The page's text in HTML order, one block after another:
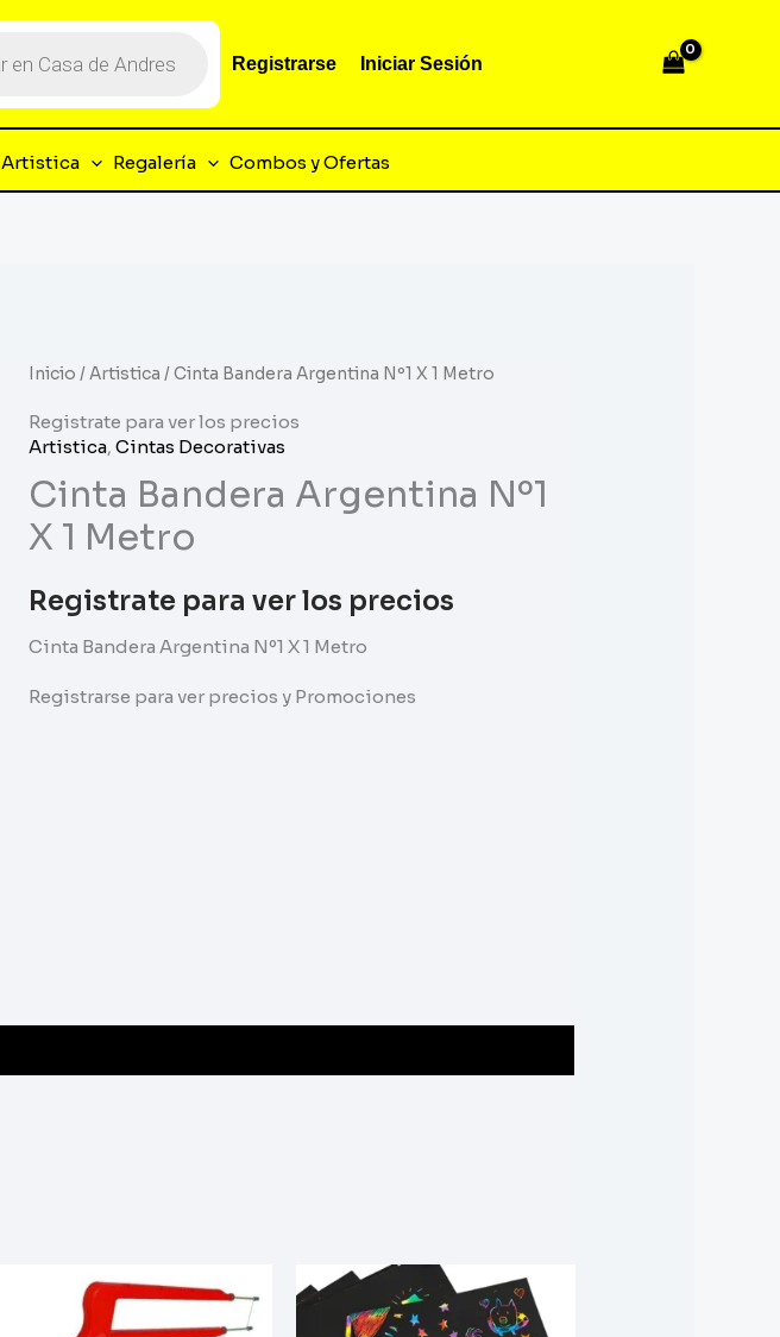
Registrarse Iniciar Sesión
Artistica Regalería Combos y Ofertas
Inicio /Artistica / Cinta Bandera Argentina Nº1 X 1 Metro
Registrate para ver los precios
Artistica, Cintas Decorativas
Cinta Bandera Argentina Nº1
X 1 Metro
Registrate para ver los precios
Cinta Bandera Argentina Nº1 X 1 Metro
Registrarse para ver precios y Promociones